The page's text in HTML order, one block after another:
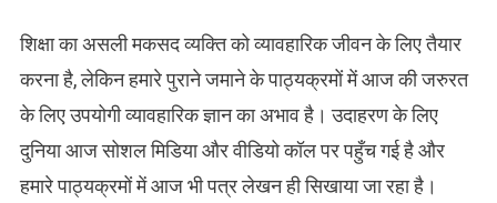
शिक्षा का असली मकसद व्यक्ति को व्यावहारिक जीवन के लिए तैयार
करना है, लेकिन हमारे पुराने जमाने के पाठ्यक्रमों में आज की जरुरत
के लिए उपयोगी व्यावहारिक ज्ञान का अभाव है। उदाहरण के लिए
दुनिया आज सोशल मिडिया और वीडियो कॉल पर पहुँच गई है और
हमारे पाठ्यक्रमों में आज भी पत्र लेखन ही सिखाया जा रहा है।